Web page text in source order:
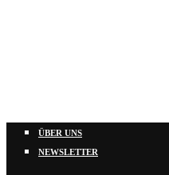
ÜBER UNS
NEWSLETTER